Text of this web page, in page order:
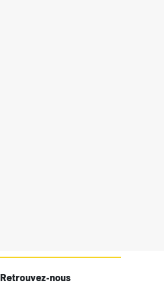
Retrouvez-nous